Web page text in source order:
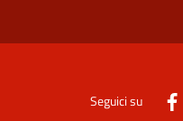
Seguici su